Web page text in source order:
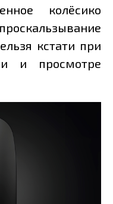
колёсико
кстати при
и просмотре